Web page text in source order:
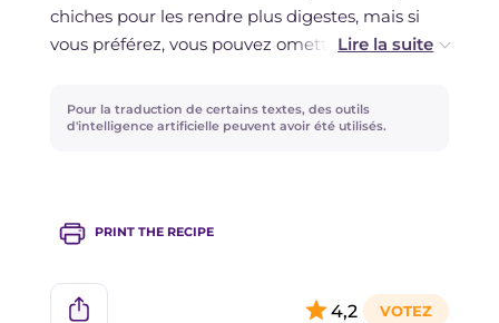
chiches pour les rendre plus digestes, mais si
vous préférez, vous pouvez omettre cette étape.
Si vous utilisez des pois chiches secs, mettez-les
à tremper pendant 12 heures et faites-les cuire
Pour la traduction de certains textes, des outils
d'intelligence artificielle peuvent avoir été utilisés.
PRINT THE RECIPE
4,2